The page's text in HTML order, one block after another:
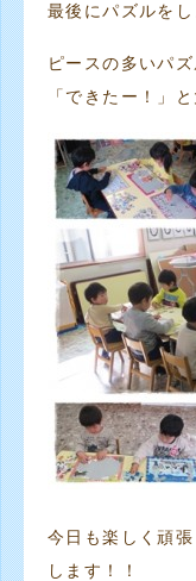
最後にパズルを
ピースの多いパ
「できたー！」
今日も楽しく頑
します！！